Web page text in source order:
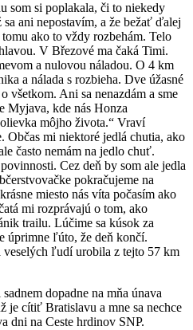
som si poplakala, či to niekedy
ani nepostavím, a že bežať ďalej
ako to vždy rozbehám. Telo
V Březové ma čaká Timi.
a nulovou náladou. O 4 km
a nálada s rozbieha. Dve úžasné
všetkom. Ani sa nenazdám a sme
Myjava, kde nás Honza
môjho života.“ Vraví
Občas mi niektoré jedlá chutia, ako
často nemám na jedlo chuť.
Cez deň by som ale jedla
pokračujeme na
miesto nás víta počasím ako
mi rozprávajú o tom, ako
trailu. Lúčime sa kúsok za
úprimne ľúto, že deň končí.
veselých ľudí urobila z tejto 57 km
dopadne na mňa únava
je cítiť Bratislavu a mne sa nechce
dni na Ceste hrdinov SNP.